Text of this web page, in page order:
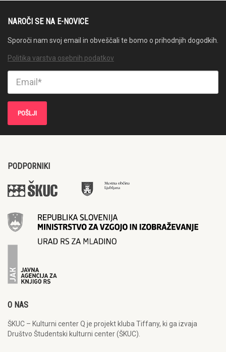
NAROČI SE NA E-NOVICE
Sporoči nam svoj email in obveščali te bomo o prihodnjih dogodkih.
Politika varstva osebnih podatkov
PODPORNIKI
O NAS
ŠKUC – Kulturni center Q je projekt kluba Tiffany, ki ga izvaja
Društvo Študentski kulturni center (ŠKUC).